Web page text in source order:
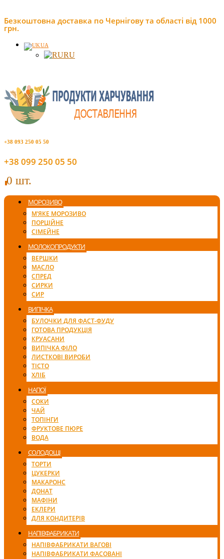
Безкоштовна доставка по Чернігову та області від 1000
грн.
UA
RU
+38 093 250 05 50
+38 099 250 05 50
00 шт.
МОРОЗИВО
М’ЯКЕ МОРОЗИВО
ПОРЦІЙНЕ
СІМЕЙНЕ
МОЛОКОПРОДУКТИ
ВЕРШКИ
МАСЛО
СПРЕД
СИРКИ
СИР
ВИПІЧКА
БУЛОЧКИ ДЛЯ ФАСТ-ФУДУ
ГОТОВА ПРОДУКЦІЯ
КРУАСАНИ
ВИПІЧКА ФІЛО
ЛИСТКОВІ ВИРОБИ
ТІСТО
ХЛІБ
НАПОЇ
СОКИ
ЧАЙ
ТОПІНГИ
ФРУКТОВЕ ПЮРЕ
ВОДА
СОЛОДОЩІ
ТОРТИ
ЦУКЕРКИ
МАКАРОНС
ДОНАТ
МАФІНИ
ЕКЛЕРИ
ДЛЯ КОНДИТЕРІВ
НАПІВФАБРИКАТИ
НАПІВФАБРИКАТИ ВАГОВІ
НАПІВФАБРИКАТИ ФАСОВАНІ